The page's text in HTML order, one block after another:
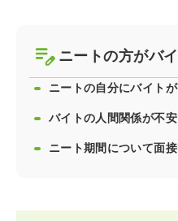
ニートの方がバ
ニートの自分にバイト
バイトの人間関係が不
ニート期間について面